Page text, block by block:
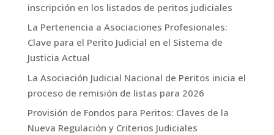
inscripción en los listados de peritos judiciales
La Pertenencia a Asociaciones Profesionales:
Clave para el Perito Judicial en el Sistema de
Justicia Actual
La Asociación Judicial Nacional de Peritos inicia el
proceso de remisión de listas para 2026
Provisión de Fondos para Peritos: Claves de la
Nueva Regulación y Criterios Judiciales